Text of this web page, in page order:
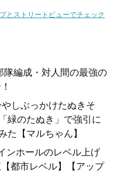
とストリートビューでチェック
編成・対人間の最強の
やしぶっかけたぬきそ
緑のたぬき」で強引に
た【マルちゃん】
ンホールのレベル上げ
都市レベル】【アップ